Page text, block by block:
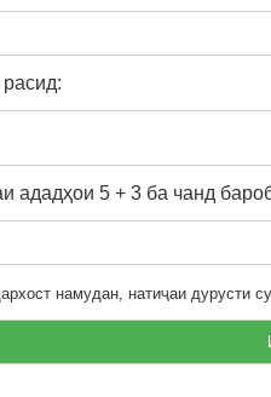
ададҳои 5 + 3 ба чанд
намудан, натиҷаи дурусти